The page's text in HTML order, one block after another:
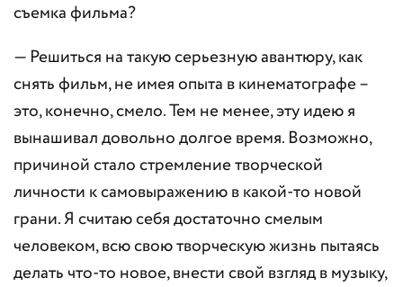
съемка фильма?
— Решиться на такую серьезную авантюру, как
снять фильм, не имея опыта в кинематографе –
это, конечно, смело. Тем не менее, эту идею я
вынашивал довольно долгое время. Возможно,
причиной стало стремление творческой
личности к самовыражению в какой-то новой
грани. Я считаю себя достаточно смелым
человеком, всю свою творческую жизнь пытаясь
делать что-то новое, внести свой взгляд в музыку,